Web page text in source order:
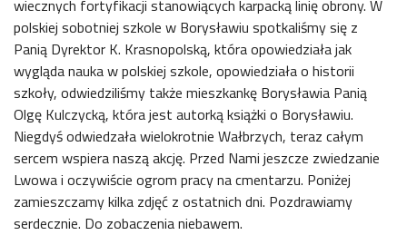
wiecznych fortyfikacji stanowiących karpacką linię obrony. W
polskiej sobotniej szkole w Borysławiu spotkaliśmy się z
Panią Dyrektor K. Krasnopolską, która opowiedziała jak
wygląda nauka w polskiej szkole, opowiedziała o historii
szkoły, odwiedziliśmy także mieszkankę Borysławia Panią
Olgę Kulczycką, która jest autorką książki o Borysławiu.
Niegdyś odwiedzała wielokrotnie Wałbrzych, teraz całym
sercem wspiera naszą akcję. Przed Nami jeszcze zwiedzanie
Lwowa i oczywiście ogrom pracy na cmentarzu. Poniżej
zamieszczamy kilka zdjęć z ostatnich dni. Pozdrawiamy
serdecznie. Do zobaczenia niebawem.